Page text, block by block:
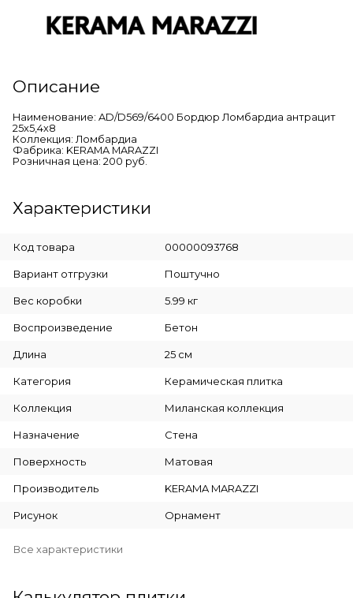
Описание
Наименование: AD/D569/6400 Бордюр Ломбардиа антрацит
25x5,4x8
Коллекция: Ломбардиа
Фабрика: KERAMA MARAZZI
Розничная цена: 200 руб.
Характеристики
Код товара 00000093768
Вариант отгрузки Поштучно
Вес коробки 5.99 кг
Воспроизведение Бетон
Длина 25 см
Категория Керамическая плитка
Коллекция Миланская коллекция
Назначение Стена
Поверхность Матовая
Производитель KERAMA MARAZZI
Рисунок Орнамент
Все характеристики